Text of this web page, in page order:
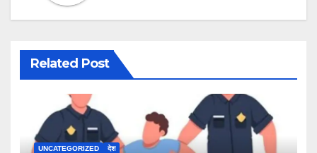
Related Post
UNCATEGORIZED देश